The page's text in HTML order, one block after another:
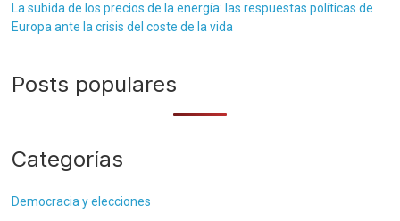
La subida de los precios de la energía: las respuestas políticas de
Europa ante la crisis del coste de la vida
Posts populares
Categorías
Democracia y elecciones